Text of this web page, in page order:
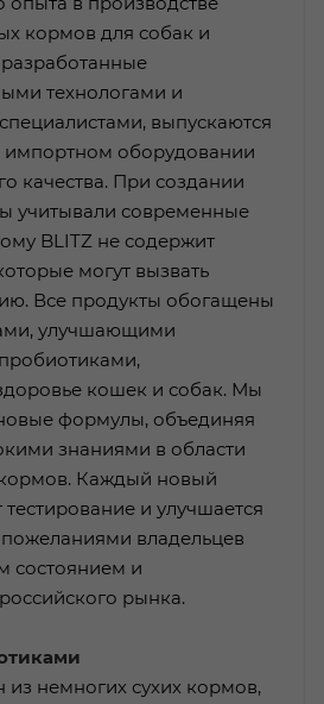
кормов для собак и
технологами и
выпускаются
оборудовании
качества. При создании
учитывали современные
BLITZ не содержит
могут вызвать
Все продукты обогащены
улучшающими
кошек и собак. Мы
формулы, объединяя
знаниями в области
Каждый новый
и улучшается
пожеланиями владельцев
состоянием и
рынка.
из немногих сухих кормов,